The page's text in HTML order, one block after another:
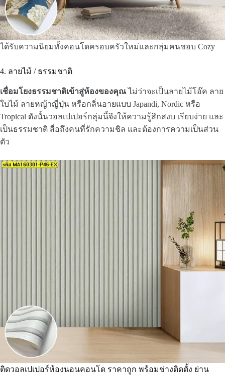
ได้รับความนิยมทั้งคอนโดครอบครัวใหม่และกลุ่มคนชอบ Cozy
4. ลายไม้ / ธรรมชาติ
เชื่อมโยงธรรมชาติเข้าสู่ห้องของคุณไม่ว่าจะเป็นลายไม้โอ๊ค ลาย
ใบไม้ ลายหญ้าญี่ปุ่น หรือกลิ่นอายแบบ Japandi, Nordic หรือ
Tropical ดังนั้นวอลเปเปอร์กลุ่มนี้จึงให้ความรู้สึกสงบ เรียบง่าย และ
เป็นธรรมชาติ สื่อถึงคนที่รักความชิล และต้องการความเป็นส่วน
ตัว
ติดวอลเปเปอร์ห้องนอนคอนโด ราคาถูก พร้อมช่างติดตั้ง ย่าน